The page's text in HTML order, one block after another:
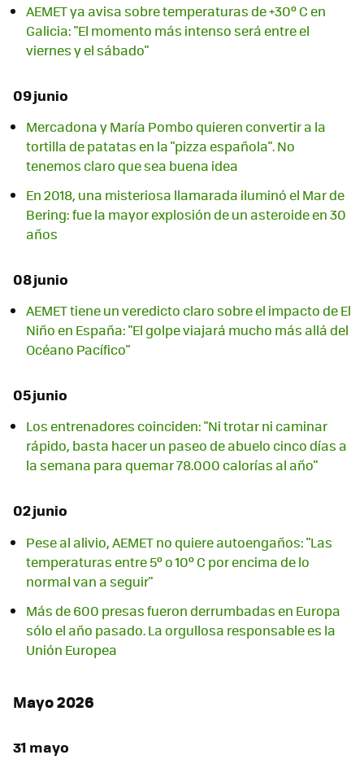
AEMET ya avisa sobre temperaturas de +30º C en
Galicia: "El momento más intenso será entre el
viernes y el sábado"
09 junio
Mercadona y María Pombo quieren convertir a la
tortilla de patatas en la "pizza española". No
tenemos claro que sea buena idea
En 2018, una misteriosa llamarada iluminó el Mar de
Bering: fue la mayor explosión de un asteroide en 30
años
08 junio
AEMET tiene un veredicto claro sobre el impacto de El
Niño en España: "El golpe viajará mucho más allá del
Océano Pacífico"
05 junio
Los entrenadores coinciden: "Ni trotar ni caminar
rápido, basta hacer un paseo de abuelo cinco días a
la semana para quemar 78.000 calorías al año"
02 junio
Pese al alivio, AEMET no quiere autoengaños: "Las
temperaturas entre 5º o 10º C por encima de lo
normal van a seguir"
Más de 600 presas fueron derrumbadas en Europa
sólo el año pasado. La orgullosa responsable es la
Unión Europea
Mayo 2026
31 mayo